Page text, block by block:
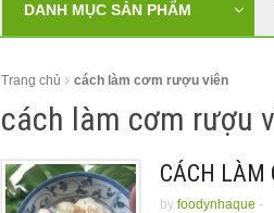
DANH MỤC SẢN PHẨM
Trang chủ cách làm cơm rượu viên
cách làm cơm rượu
CÁCH LÀM
by foodynhaque -